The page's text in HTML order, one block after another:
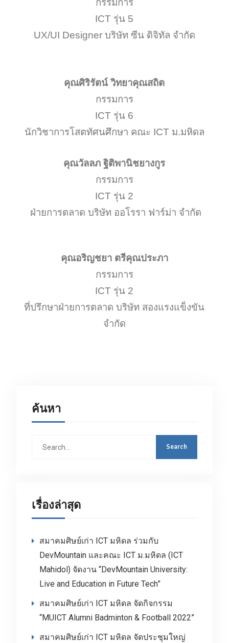
กรรมการ
ICT รุ่น 5
UX/UI Designer บริษัท ซีน ดิจิทัล จำกัด
คุณศิริรัตน์ วิทยาคุณสถิต
กรรมการ
ICT รุ่น 6
นักวิชาการโสตทัศนศึกษา คณะ ICT ม.มหิดล
คุณวัลลภ ฐิติพานิชยางกูร
กรรมการ
ICT รุ่น 2
ฝ่ายการตลาด บริษัท ออโรรา ฟาร์ม่า จำกัด
คุณอริญชยา ตรีคุณประภา
กรรมการ
ICT รุ่น 2
ที่ปรึกษาฝ่ายการตลาด บริษัท สองแรงแข็งขัน
จำกัด
ค้นหา
เรื่องล่าสุด
สมาคมศิษย์เก่า ICT มหิดล ร่วมกับ
DevMountain และคณะ ICT ม.มหิดล (ICT
Mahidol) จัดงาน “DevMountain University:
Live and Education in Future Tech”
สมาคมศิษย์เก่า ICT มหิดล จัดกิจกรรม
“MUICT Alumni Badminton & Football 2022”
สมาคมศิษย์เก่า ICT มหิดล จัดประชุมใหญ่